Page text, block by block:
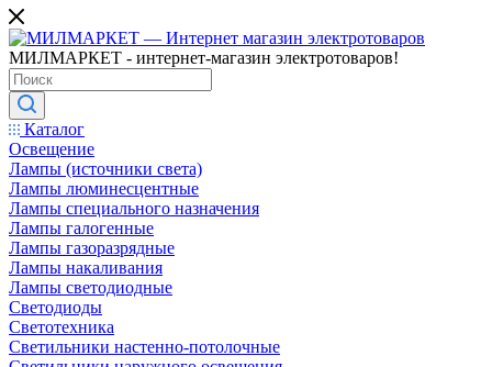
МИЛМАРКЕТ - интернет-магазин электротоваров!
Каталог
Освещение
Лампы (источники света)
Лампы люминесцентные
Лампы специального назначения
Лампы галогенные
Лампы газоразрядные
Лампы накаливания
Лампы светодиодные
Светодиоды
Светотехника
Светильники настенно-потолочные